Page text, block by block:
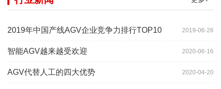
2019-06-26
2019年中国产线AGV企业竞争力排行TOP10
2020-06-16
智能AGV越来越受欢迎
2020-04-20
AGV代替人工的四大优势